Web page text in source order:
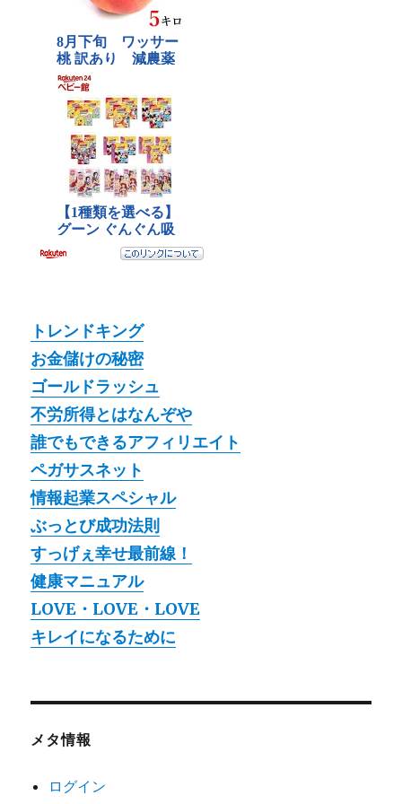
トレンドキング
お金儲けの秘密
ゴールドラッシュ
不労所得とはなんぞや
誰でもできるアフィリエイト
ペガサスネット
情報起業スペシャル
ぶっとび成功法則
すっげぇ幸せ最前線！
健康マニュアル
LOVE・LOVE・LOVE
キレイになるために
メタ情報
ログイン